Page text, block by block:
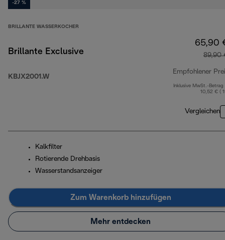
-27 %
BRILLANTE WASSERKOCHER
Brillante Exclusive
KBJX2001.W
65,90
89,90
Empfohlener
Inklusive MwSt.-Betrag
10,52 € (
Vergleichen
Kalkfilter
Rotierende Drehbasis
Wasserstandsanzeiger
Zum Warenkorb hinzufügen
Mehr entdecken